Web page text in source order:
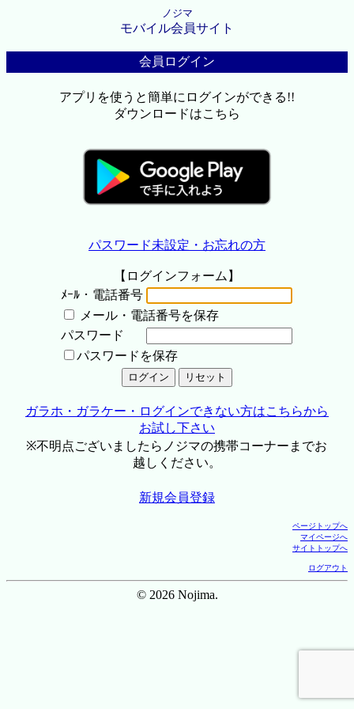
ノジマ
モバイル会員サイト
会員ログイン
アプリを使うと簡単にログインができる!!
ダウンロードはこちら
パスワード未設定・お忘れの方
【ログインフォーム】
ﾒｰﾙ・電話番号
メール・電話番号を保存
パスワード
パスワードを保存
ガラホ・ガラケー・ログインできない方はこちらから
お試し下さい
※不明点ございましたらノジマの携帯コーナーまでお
越しください。
新規会員登録
ページトップへ
マイページへ
サイトトップへ
ログアウト
© 2026 Nojima.